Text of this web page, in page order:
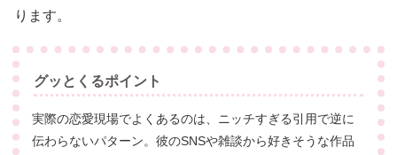
ります。
グッとくるポイント
実際の恋愛現場でよくあるのは、ニッチすぎる引用で逆に
伝わらないパターン。彼のSNSや雑談から好きそうな作品